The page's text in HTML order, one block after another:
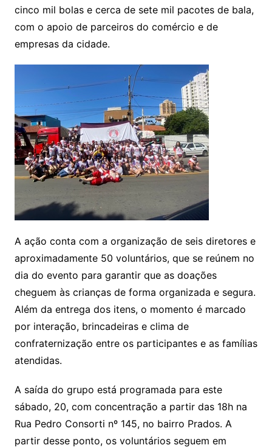
cinco mil bolas e cerca de sete mil pacotes de bala,
com o apoio de parceiros do comércio e de
empresas da cidade.
A ação conta com a organização de seis diretores e
aproximadamente 50 voluntários, que se reúnem no
dia do evento para garantir que as doações
cheguem às crianças de forma organizada e segura.
Além da entrega dos itens, o momento é marcado
por interação, brincadeiras e clima de
confraternização entre os participantes e as famílias
atendidas.
A saída do grupo está programada para este
sábado, 20, com concentração a partir das 18h na
Rua Pedro Consorti nº 145, no bairro Prados. A
partir desse ponto, os voluntários seguem em